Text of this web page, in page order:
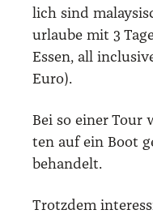
lich sind
ur­lau­be mit 3
Essen, all
Euro).
Bei so einer Tour
ten auf ein Boot
behan­delt.
Trotz­dem